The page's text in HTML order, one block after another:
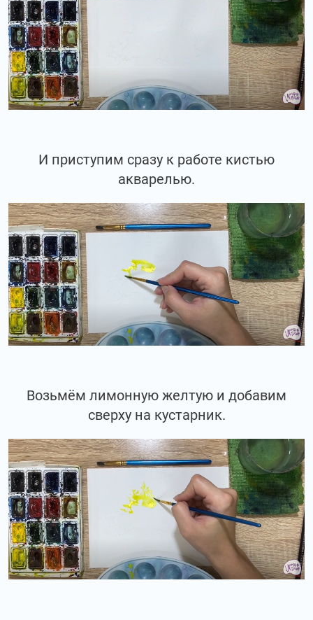
И приступим сразу к работе кистью
акварелью.
Возьмём лимонную желтую и добавим
сверху на кустарник.